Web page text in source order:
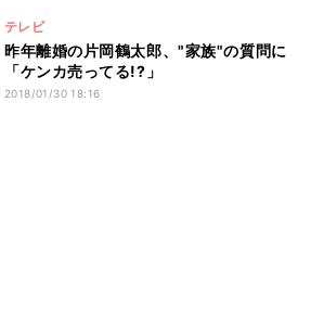
テレビ
昨年離婚の片岡鶴太郎、"家族"の質問に
「ケンカ売ってる!?」
2018/01/30 18:16